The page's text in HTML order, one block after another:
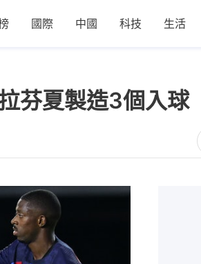
國際 中國 科技 生活
芬夏製造3個入